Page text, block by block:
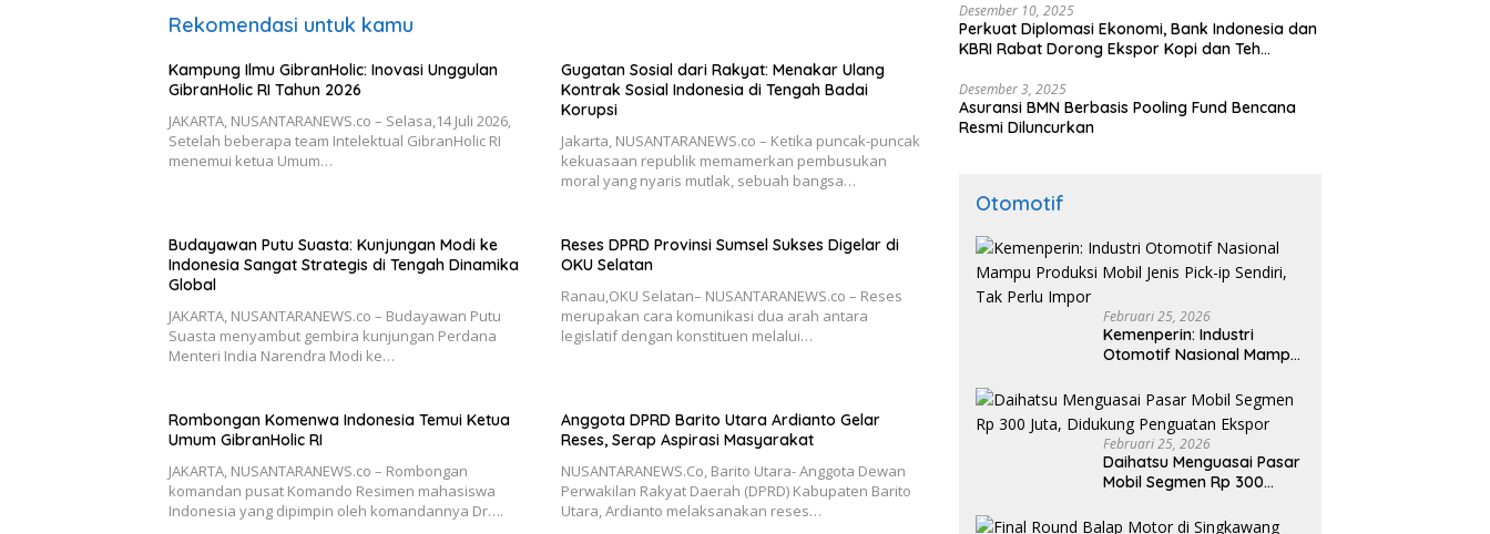
Rekomendasi untuk kamu
Kampung Ilmu GibranHolic: Inovasi Unggulan
GibranHolic RI Tahun 2026
JAKARTA, NUSANTARANEWS.co – Selasa,14 Juli 2026,
Setelah beberapa team Intelektual GibranHolic RI
menemui ketua Umum…
Gugatan Sosial dari Rakyat: Menakar Ulang
Kontrak Sosial Indonesia di Tengah Badai
Korupsi
Jakarta, NUSANTARANEWS.co – Ketika puncak-puncak
kekuasaan republik memamerkan pembusukan
moral yang nyaris mutlak, sebuah bangsa…
Budayawan Putu Suasta: Kunjungan Modi ke
Indonesia Sangat Strategis di Tengah Dinamika
Global
JAKARTA, NUSANTARANEWS.co – Budayawan Putu
Suasta menyambut gembira kunjungan Perdana
Menteri India Narendra Modi ke…
Reses DPRD Provinsi Sumsel Sukses Digelar di
OKU Selatan
Ranau,OKU Selatan– NUSANTARANEWS.co – Reses
merupakan cara komunikasi dua arah antara
legislatif dengan konstituen melalui…
Rombongan Komenwa Indonesia Temui Ketua
Umum GibranHolic RI
JAKARTA, NUSANTARANEWS.co – Rombongan
komandan pusat Komando Resimen mahasiswa
Indonesia yang dipimpin oleh komandannya Dr….
Anggota DPRD Barito Utara Ardianto Gelar
Reses, Serap Aspirasi Masyarakat
NUSANTARANEWS.Co, Barito Utara- Anggota Dewan
Perwakilan Rakyat Daerah (DPRD) Kabupaten Barito
Utara, Ardianto melaksanakan reses…
Desember 10, 2025
Perkuat Diplomasi Ekonomi, Bank Indonesia dan
KBRI Rabat Dorong Ekspor Kopi dan Teh
Desember 3, 2025
Asuransi BMN Berbasis Pooling Fund Bencana
Resmi Diluncurkan
Otomotif
Februari 25, 2026
Kemenperin: Industri
Otomotif Nasional Mampu
ip Sendiri, Tak Perlu Impor
Februari 25, 2026
Daihatsu Menguasai Pasar
Mobil Segmen Rp 300
Ekspor